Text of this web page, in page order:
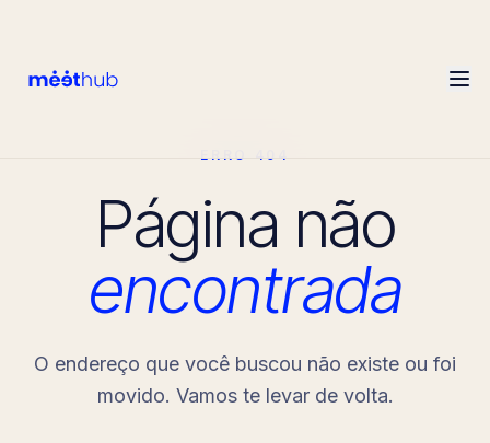
ERRO 404
Página não
encontrada
O endereço que você buscou não existe ou foi
movido. Vamos te levar de volta.